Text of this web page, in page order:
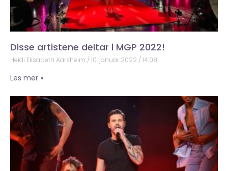
Disse artistene deltar i MGP 2022!
Heidi Elisabeth Aarsheim 10. januar 2022 14:08
Les mer »